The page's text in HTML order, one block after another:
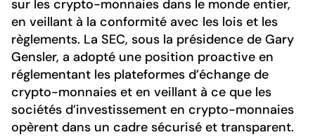
sur les crypto-monnaies dans le monde entier,
en veillant à la conformité avec les lois et les
règlements. La SEC, sous la présidence de Gary
Gensler, a adopté une position proactive en
réglementant les plateformes d’échange de
crypto-monnaies et en veillant à ce que les
sociétés d’investissement en crypto-monnaies
opèrent dans un cadre sécurisé et transparent.